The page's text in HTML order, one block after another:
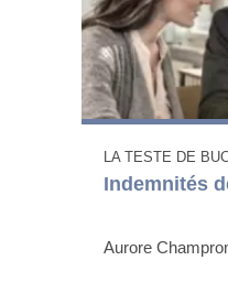
LA TESTE DE
Indemnités
Aurore